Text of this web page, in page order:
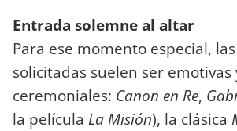
Entrada solemne al altar
Para ese momento especial,
solicitadas suelen ser emotivas
ceremoniales: Canon en Re,
la película La Misión), la clásica